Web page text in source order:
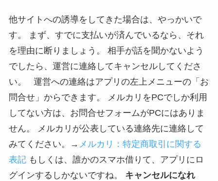
他サイトへの誘導をしてきた場合は、やっかいで
す。 まず、すでに支払いが済んでいるなら、それ
を理由に断りましょう。 相手が話を聞かないよう
でしたら、運営に連絡してキャンセルしてくださ
い。 運営への連絡はアプリの左上メニューの「お
問合せ」からできます。 メルカリをPCでしか利用
してない方は、お問合せフォームがPCにはありま
せん。 メルカリが公表している連絡先に連絡して
みてください。→ メルカリ：特定商取引に関する
表記もしくは、誰かのスマホ借りて、アプリにロ
グインするしかないですね。 キャンセルになれ